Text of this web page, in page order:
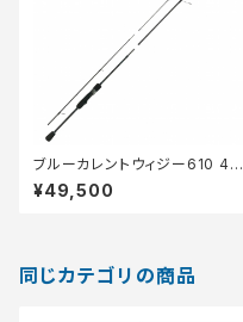
ブルーカレントウィジー610 4ピ
ースモデル
¥49,500
同じカテゴリの商品